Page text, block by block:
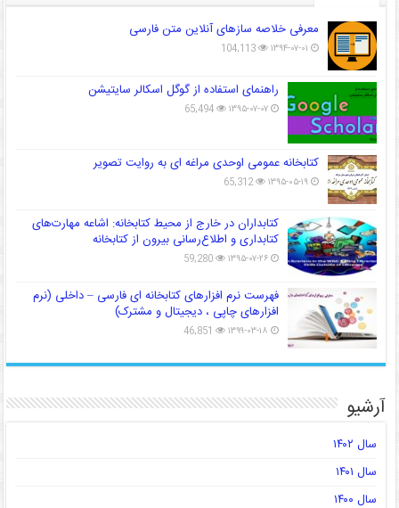
معرفی خلاصه سازهای آنلاین متن فارسی
۱۳۹۴-۰۷-۰۱ 104,113
راهنمای استفاده از گوگل اسکالر سایتیشن
۱۳۹۵-۰۷-۰۷ 65,494
کتابخانه عمومی اوحدی مراغه ای به روایت تصویر
۱۳۹۵-۰۵-۱۹ 65,312
کتابداران در خارج از محیط کتابخانه: اشاعه مهارت‌های
کتابداری و اطلاع‌رسانی بیرون از کتابخانه
۱۳۹۵-۰۷-۲۶ 59,280
فهرست نرم افزارهای کتابخانه ای فارسی – داخلی (نرم
افزارهای چاپی ، دیجیتال و مشترک)
۱۳۹۹-۰۳-۱۸ 46,851
آرشیو
سال ۱۴۰۲
سال ۱۴۰۱
سال ۱۴۰۰